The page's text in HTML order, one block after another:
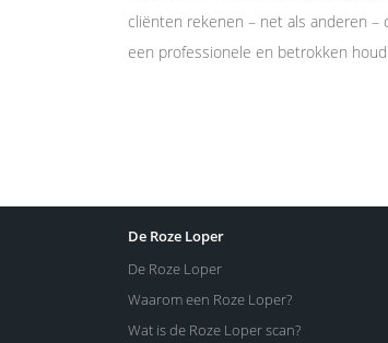
cliënten rekenen – net als anderen
een professionele en betrokken
De Roze Loper
De Roze Loper
Waarom een Roze Loper?
Wat is de Roze Loper scan?